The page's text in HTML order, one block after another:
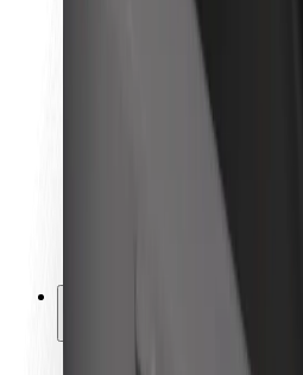
Sijoittajasuhteet
Matkustajan turvallisuus